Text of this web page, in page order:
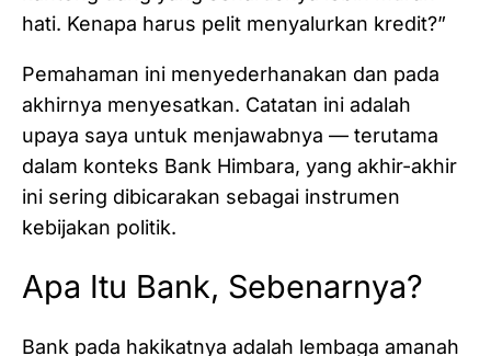
hati. Kenapa harus pelit menyalurkan kredit?”
Pemahaman ini menyederhanakan dan pada
akhirnya menyesatkan. Catatan ini adalah
upaya saya untuk menjawabnya — terutama
dalam konteks Bank Himbara, yang akhir-akhir
ini sering dibicarakan sebagai instrumen
kebijakan politik.
Apa Itu Bank, Sebenarnya?
Bank pada hakikatnya adalah lembaga amanah